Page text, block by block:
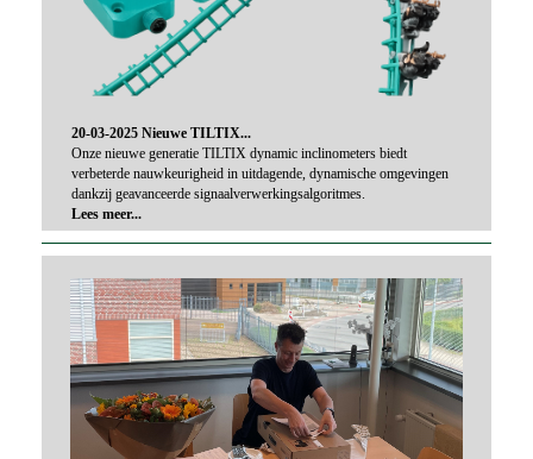
20-03-2025 Nieuwe TILTIX...
Onze nieuwe generatie TILTIX dynamic inclinometers biedt
verbeterde nauwkeurigheid in uitdagende, dynamische omgevingen
dankzij geavanceerde signaalverwerkingsalgoritmes.
Lees meer...